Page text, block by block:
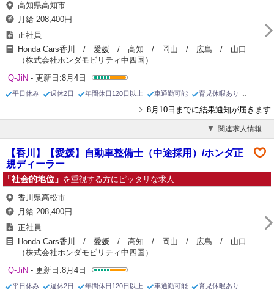
高知県高知市
月給 208,400円
正社員
Honda Cars香川 / 愛媛 / 高知 / 岡山 / 広島 / 山口
（株式会社ホンダモビリティ中四国）
Q-JiN - 更新日:8月4日
平日休み 週休2日 年間休日120日以上 車通勤可能 育児休暇あり
8月10日までに結果通知が届きます
関連求人情報
【香川】【愛媛】自動車整備士（中途採用）/ホンダ正
規ディーラー
「社会的地位」 を重視する方にピッタリな求人
香川県高松市
月給 208,400円
正社員
Honda Cars香川 / 愛媛 / 高知 / 岡山 / 広島 / 山口
（株式会社ホンダモビリティ中四国）
Q-JiN - 更新日:8月4日
平日休み 週休2日 年間休日120日以上 車通勤可能 育児休暇あり